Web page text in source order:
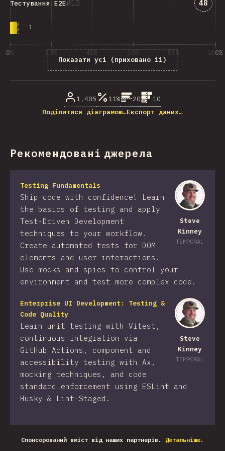
10
Тестування E2E
-1
48
Показати усі (приховано 11)
0% 20% 40% 60% 80% 100%
1,405 11% 20
10
Поділитися діаграмою…Експорт даних…
Рекомендовані джерела
Steve
Kinney
TEMPORAL
Testing Fundamentals
Ship code with confidence! Learn
the basics of testing and apply
Test-Driven Development
techniques to your workflow.
Create automated tests for DOM
elements and user interactions.
Use mocks and spies to control your
environment and test more complex code.
Steve
Kinney
TEMPORAL
Enterprise UI Development: Testing &
Code Quality
Learn unit testing with Vitest,
continuous integration via
GitHub Actions, component and
accessibility testing with Ax,
mocking techniques, and code
standard enforcement using ESLint and
Husky & Lint-Staged.
Спонсорований вміст від наших партнерів. Детальніше.